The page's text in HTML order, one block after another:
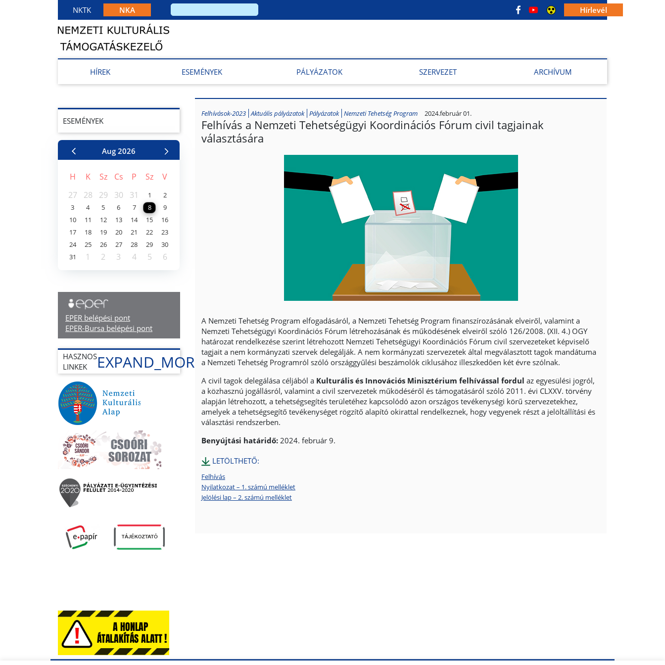
NKTK NKA Hírlevél
HÍREK ESEMÉNYEK PÁLYÁZATOK SZERVEZET ARCHÍVUM
ESEMÉNYEK
Aug 2026
H K Sz Cs P Sz
V
27
28 29 30 31 1
2
3
4 5 6 7 8
9
10
11 12 13 14 15
16
17
18 19 20 21 22
23
24
25 26 27 28 29
30
31
1 2 3 4 5 6
EPER belépési pont
EPER-Bursa belépési pont
HASZNOS
LINKEK
EXPAND_MORE
Felhívások-2023 Aktuális pályázatok Pályázatok Nemzeti Tehetség Program 2024.február 01.
Felhívás a Nemzeti Tehetségügyi Koordinációs Fórum civil tagjainak
választására
A Nemzeti Tehetség Program elfogadásáról, a Nemzeti Tehetség Program finanszírozásának elveiről, valamint a
Nemzeti Tehetségügyi Koordinációs Fórum létrehozásának és működésének elveiről szóló 126/2008. (XII. 4.) OGY
határozat rendelkezése szerint létrehozott Nemzeti Tehetségügyi Koordinációs Fórum civil szervezeteket képviselő
tagjait a nem kormányzati szervek delegálják. A nem kormányzati szervezetek által megválasztott tagok mandátuma
a Nemzeti Tehetség Programról szóló országgyűlési beszámolók ciklusához illeszkedően két évre szólnak.
A civil tagok delegálása céljából a Kulturális és Innovációs Minisztérium felhívással fordul az egyesülési jogról,
a közhasznú jogállásról, valamint a civil szervezetek működéséről és támogatásáról szóló 2011. évi CLXXV. törvény
alapján létrehozott, a tehetségsegítés területéhez kapcsolódó azon országos tevékenységi körű szervezetekhez,
amelyek a tehetségsegítő tevékenységet rögzítő alapító okirattal rendelkeznek, hogy vegyenek részt a jelöltállítási és
választási rendszerben.
Benyújtási határidő: 2024. február 9.
LETÖLTHETŐ:
Felhívás
Nyilatkozat – 1. számú melléklet
Jelölési lap – 2. számú melléklet